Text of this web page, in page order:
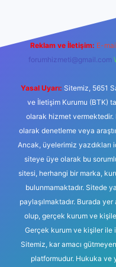
Reklam ve İletişim: E-
forumhizmeti@gmail.com
Yasal Uyarı: Sitemiz, 5651
ve İletişim Kurumu (BTK)
olarak hizmet
olarak denetleme veya
Ancak, üyelerimiz yazdıkları
siteye üye olarak bu
sitesi, herhangi bir marka,
bulunmamaktadır. Sitede
paylaşılmaktadır. Burada
olup, gerçek kurum ve
Gerçek kurum ve kişiler ile
Sitemiz, kar amacı
platformudur. Hukuka ve